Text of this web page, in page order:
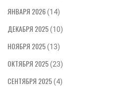
ЯНВАРЯ 2026(14)
ДЕКАБРЯ 2025(10)
НОЯБРЯ 2025(13)
ОКТЯБРЯ 2025(23)
СЕНТЯБРЯ 2025(4)